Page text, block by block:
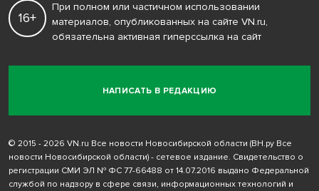
НАПИСАТЬ В РЕДАКЦИЮ
16+
При полном или частичном использовании
материалов, опубликованных на сайте VN.ru,
обязательна активная гиперссылка на сайт
© 2015 - 2026 VN.ru Все новости Новосибирской области (ВН.ру Все
новости Новосибирской области) - сетевое издание. Свидетельство о
регистрации СМИ ЭЛ № ФС 77-66488 от 14.07.2016 выдано Федеральной
службой по надзору в сфере связи, информационных технологий и